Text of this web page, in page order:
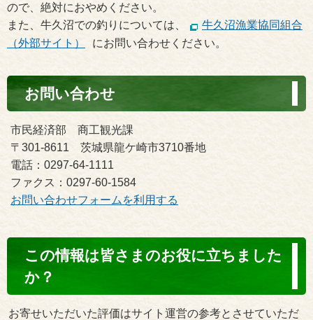
ので、絶対におやめください。
また、牛久沼での釣りについては、
牛久沼漁業協同組合
（外部サイト）
にお問い合わせください。
お問い合わせ
市民経済部 商工観光課
〒301-8611 茨城県龍ケ崎市3710番地
電話：0297-64-1111
ファクス：0297-60-1584
お問い合わせフォームを利用する
ン
ン
この情報は皆さまのお役に立ちました
か？
お寄せいただいた評価はサイト運営の参考とさせていただ